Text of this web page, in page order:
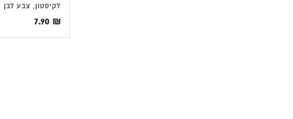
לקיסטון, צבע לבן
7.90 ₪